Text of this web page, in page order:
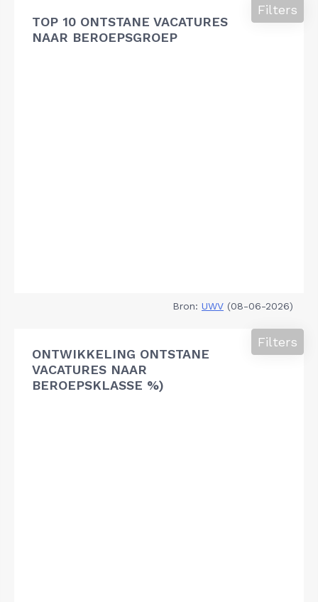
TOP 10 ONTSTANE VACATURES
NAAR BEROEPSGROEP
Filters
Bron: UWV (08-06-2026)
ONTWIKKELING ONTSTANE
VACATURES NAAR
BEROEPSKLASSE %)
Filters